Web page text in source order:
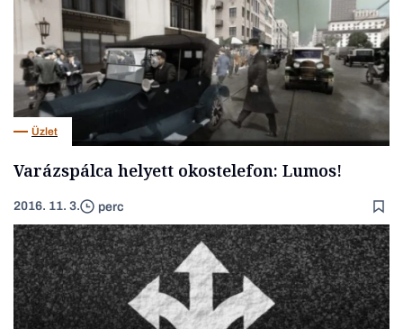
Üzlet
Varázspálca helyett okostelefon: Lumos!
2016. 11. 3. perc